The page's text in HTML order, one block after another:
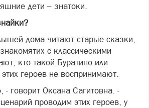
дети – знатоки.
дома читают старые сказки,
с классическими
кто такой Буратино или
героев не воспринимают.
- говорит Оксана Сагитовна. -
проводим этих героев, у